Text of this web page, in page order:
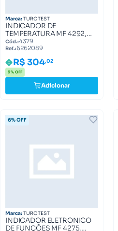
Marca:TUROTEST
INDICADOR DE
TEMPERATURA MF 4292,
4297, 4299 6262089
Cód.:4379
Ref.:6262089
R$ 304,02
9% OFF
Adicionar
6% OFF
Marca:TUROTEST
INDICADOR ELETRONICO
DE FUNÇÕES MF 4275,